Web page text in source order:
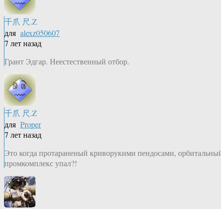
千爪 尺.Z
для alexz050607
7 лет назад
Грант Эдгар. Неестественный отбор.
千爪 尺.Z
для Proper
7 лет назад
Это когда протараненый криворукими пендосами,
промкомплекс упал?!